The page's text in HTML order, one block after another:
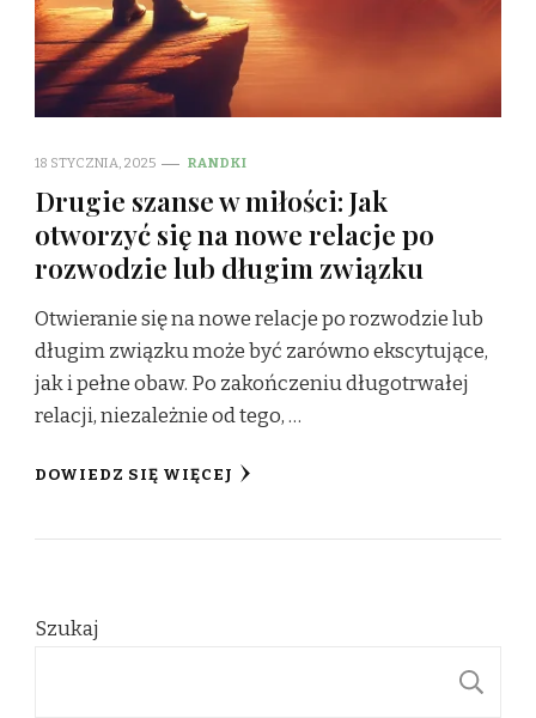
18 STYCZNIA, 2025 RANDKI
Drugie szanse w miłości: Jak
otworzyć się na nowe relacje po
rozwodzie lub długim związku
Otwieranie się na nowe relacje po rozwodzie lub
długim związku może być zarówno ekscytujące,
jak i pełne obaw. Po zakończeniu długotrwałej
relacji, niezależnie od tego, …
DOWIEDZ SIĘ WIĘCEJ
Szukaj